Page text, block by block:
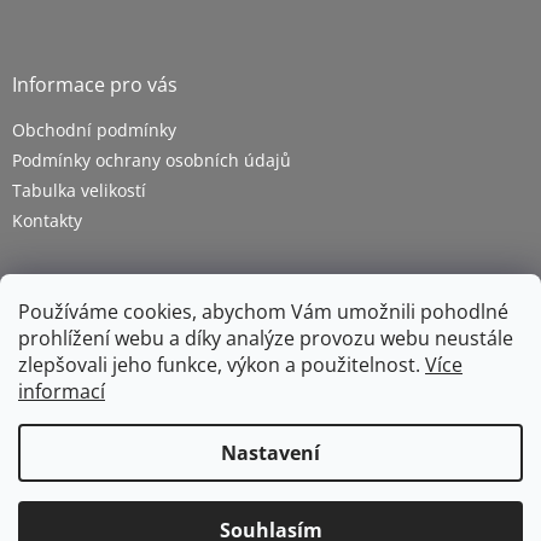
Používáme cookies, abychom Vám umožnili pohodlné
prohlížení webu a díky analýze provozu webu neustále
zlepšovali jeho funkce, výkon a použitelnost. Více
informací
Nastavení
Souhlasím
Informace pro vás
Obchodní podmínky
Podmínky ochrany osobních údajů
Tabulka velikostí
Kontakty
Copyright 2026ZETRA - pracovní oděvy s.r.o.. Všechna
práva vyhrazena.Upravit nastavení cookies